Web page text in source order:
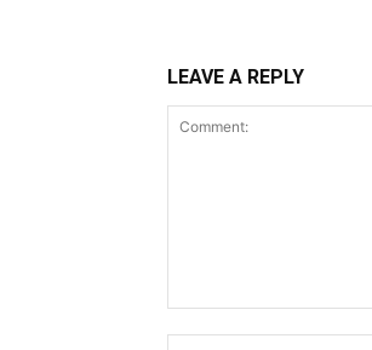
LEAVE A REPLY